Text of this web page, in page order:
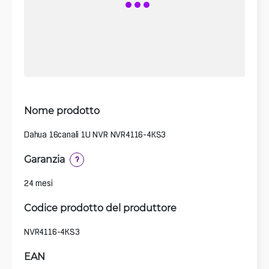
Nome prodotto
Dahua 16canali 1U NVR NVR4116-4KS3
Garanzia ?
24 mesi
Codice prodotto del produttore
NVR4116-4KS3
EAN